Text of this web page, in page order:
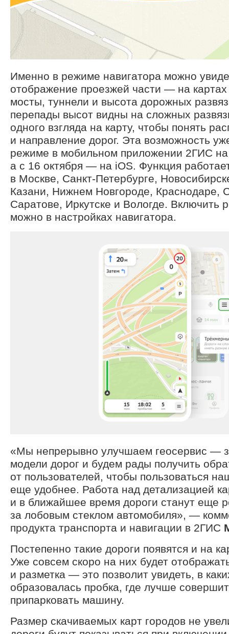
Именно в режиме навигатора можно
отображение проезжей части — на
мосты, туннели и высота дорожных
перепады высот видны на сложных
одного взгляда на карту, чтобы понять
и направление дорог. Эта возможность
режиме в мобильном приложении 2ГИС
а с 16 октября — на iOS. Функция
в Москве, Санкт-Петербурге,
Казани, Нижнем Новгороде, Краснодаре,
Саратове, Иркутске и Вологде. Включить
можно в настройках навигатора.
«Мы непрерывно улучшаем геосервис —
модели дорог и будем рады получить
от пользователей, чтобы пользоваться
еще удобнее. Работа над детализацией
и в ближайшее время дороги станут еще
за лобовым стеклом автомобиля», —
продукта транспорта и навигации в 2ГИС
Постепенно такие дороги появятся и на
Уже совсем скоро на них будет
и разметка — это позволит увидеть, в
образовалась пробка, где лучше
припарковать машину.
Размер скачиваемых карт городов не